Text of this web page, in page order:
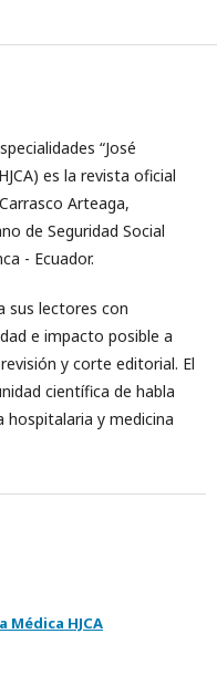
“José
es la revista oficial
Arteaga,
de Seguridad Social
- Ecuador.
sus lectores con
e impacto posible a
y corte editorial. El
científica de habla
hospitalaria y medicina
Médica HJCA